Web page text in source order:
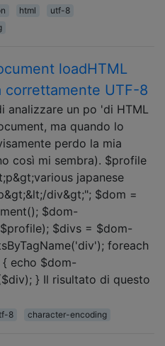
html
utf-8
loadHTML
correttamente UTF-8
analizzare un po 'di HTML
ma quando lo
perdo la mia
così mi sembra). $profile
japanese
div&gt;"; $dom =
$dom-
$divs = $dom-
foreach
echo $dom-
} Il risultato di questo
8 character-encoding